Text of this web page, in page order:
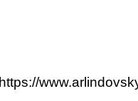
https://